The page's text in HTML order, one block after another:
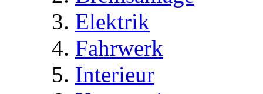
Elektrik
Fahrwerk
Interieur